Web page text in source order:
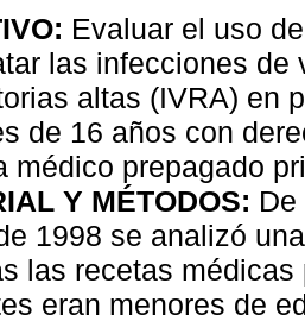
Evaluar el uso
las infecciones de
altas (IVRA) en
de 16 años con
médico prepagado
Y MÉTODOS:
1998 se analizó
las recetas
eran menores de